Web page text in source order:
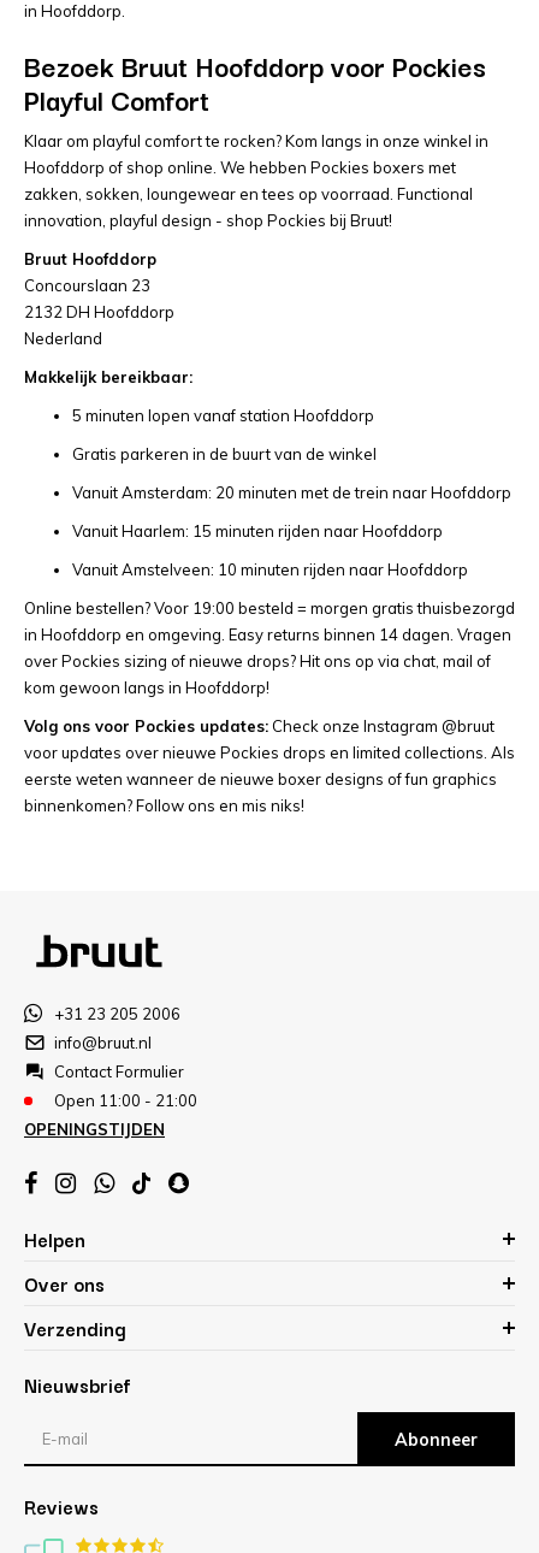
in Hoofddorp.
Bezoek Bruut Hoofddorp voor Pockies
Playful Comfort
Klaar om playful comfort te rocken? Kom langs in onze winkel in
Hoofddorp of shop online. We hebben Pockies boxers met
zakken, sokken, loungewear en tees op voorraad. Functional
innovation, playful design - shop Pockies bij Bruut!
Bruut Hoofddorp
Concourslaan 23
2132 DH Hoofddorp
Nederland
Makkelijk bereikbaar:
5 minuten lopen vanaf station Hoofddorp
Gratis parkeren in de buurt van de winkel
Vanuit Amsterdam: 20 minuten met de trein naar Hoofddorp
Vanuit Haarlem: 15 minuten rijden naar Hoofddorp
Vanuit Amstelveen: 10 minuten rijden naar Hoofddorp
Online bestellen? Voor 19:00 besteld = morgen gratis thuisbezorgd
in Hoofddorp en omgeving. Easy returns binnen 14 dagen. Vragen
over Pockies sizing of nieuwe drops? Hit ons op via chat, mail of
kom gewoon langs in Hoofddorp!
Volg ons voor Pockies updates: Check onze Instagram @bruut
voor updates over nieuwe Pockies drops en limited collections. Als
eerste weten wanneer de nieuwe boxer designs of fun graphics
binnenkomen? Follow ons en mis niks!
+31 23 205 2006
info@bruut.nl
Contact Formulier
Open 11:00 - 21:00
OPENINGSTIJDEN
Helpen
Over ons
Verzending
Nieuwsbrief
Abonneer
Reviews